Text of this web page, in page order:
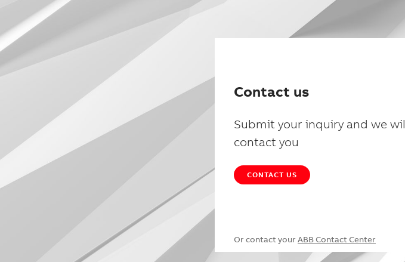
Contact us
Submit your inquiry and we
contact you
CONTACT US
Or contact your ABB Contact Center